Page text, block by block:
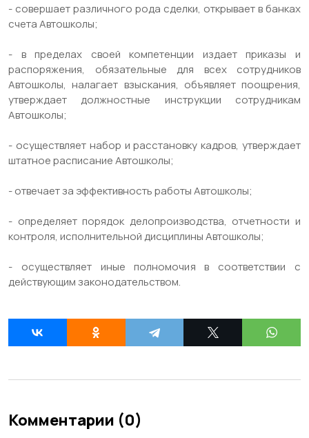
- совершает различного рода сделки, открывает в банках
счета Автошколы;
- в пределах своей компетенции издает приказы и
распоряжения, обязательные для всех сотрудников
Автошколы, налагает взыскания, объявляет поощрения,
утверждает должностные инструкции сотрудникам
Автошколы;
- осуществляет набор и расстановку кадров, утверждает
штатное расписание Автошколы;
- отвечает за эффективность работы Автошколы;
- определяет порядок делопроизводства, отчетности и
контроля, исполнительной дисциплины Автошколы;
- осуществляет иные полномочия в соответствии с
действующим законодательством.
Комментарии (0)